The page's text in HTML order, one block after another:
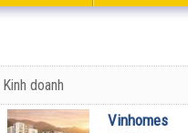
Kinh doanh
Vinhomes